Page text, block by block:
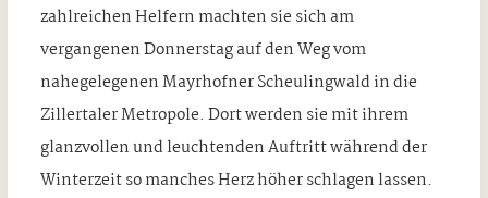
zahlreichen Helfern machten sie sich am
vergangenen Donnerstag auf den Weg vom
nahegelegenen Mayrhofner Scheulingwald in die
Zillertaler Metropole. Dort werden sie mit ihrem
glanzvollen und leuchtenden Auftritt während der
Winterzeit so manches Herz höher schlagen lassen.